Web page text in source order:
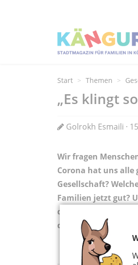
Start Themen
„Es klingt
Golrokh Esmaili ·
Wir fragen
Corona hat uns alle
Gesellschaft?
Familien jetzt gut?
darüber mit dem
das